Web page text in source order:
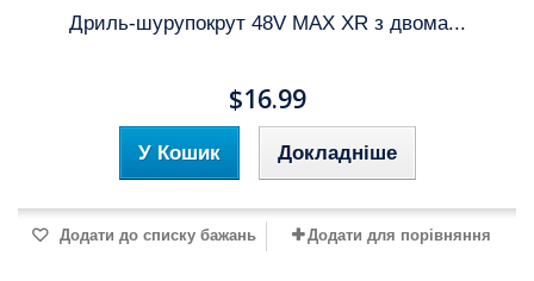
Дриль-шурупокрут 48V MAX XR з двома...
$16.99
У Кошик Докладніше
Додати до списку бажань Додати для порівняння